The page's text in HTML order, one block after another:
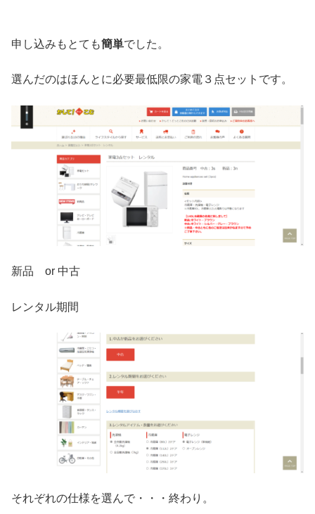
申し込みもとても簡単でした。
選んだのはほんとに必要最低限の家電３点セットです。
新品 or 中古
レンタル期間
それぞれの仕様を選んで・・・終わり。